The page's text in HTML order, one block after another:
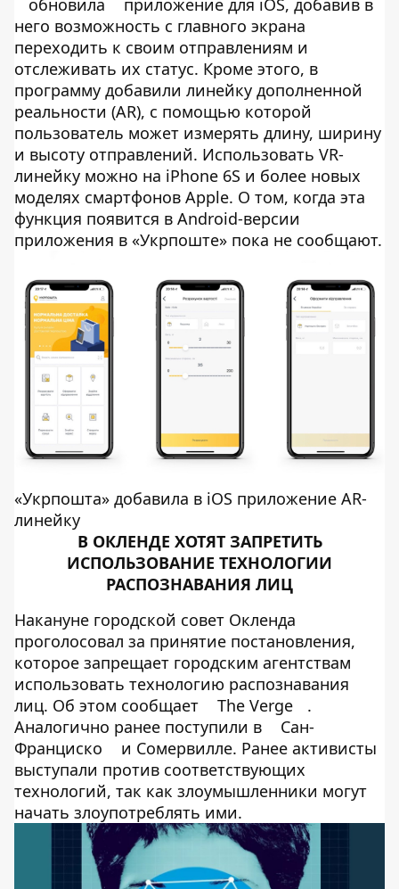
обновила
приложение для iOS, добавив в
него возможность с главного экрана
переходить к своим отправлениям и
отслеживать их статус. Кроме этого, в
программу добавили линейку дополненной
реальности (AR), c помощью которой
пользователь может измерять длину, ширину
и высоту отправлений. Использовать VR-
линейку можно на iPhone 6S и более новых
моделях смартфонов Apple. О том, когда эта
функция появится в Android-версии
приложения в «Укрпоште» пока не сообщают.
«Укрпошта» добавила в iOS приложение AR-
линейку
В ОКЛЕНДЕ ХОТЯТ ЗАПРЕТИТЬ
ИСПОЛЬЗОВАНИЕ ТЕХНОЛОГИИ
РАСПОЗНАВАНИЯ ЛИЦ
Накануне городской совет Окленда
проголосовал за принятие постановления,
которое запрещает городским агентствам
использовать технологию распознавания
лиц. Об этом сообщает
The Verge
.
Аналогично ранее поступили в
Сан-
Франциско
и Сомервилле. Ранее активисты
выступали против соответствующих
технологий, так как злоумышленники могут
начать злоупотреблять ими.